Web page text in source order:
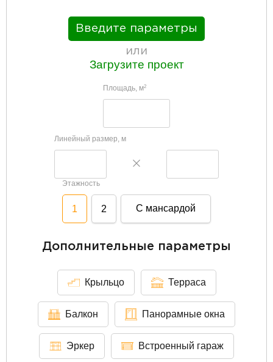
Введите параметры
или
Загрузите проект
Площадь, м2
Линейный размер, м
Этажность
1 2 С мансардой
Дополнительные параметры
Крыльцо Терраса
Балкон Панорамные окна
Эркер Встроенный гараж